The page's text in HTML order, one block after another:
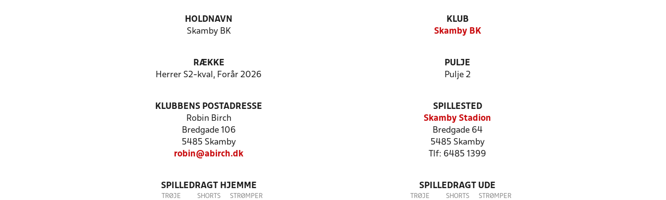
HOLDNAVN
Skamby BK
KLUB
Skamby BK
RÆKKE
Herrer S2-kval, Forår 2026
PULJE
Pulje 2
KLUBBENS POSTADRESSE
Robin Birch
Bredgade 106
5485 Skamby
robin@abirch.dk
SPILLESTED
Skamby Stadion
Bredgade 64
5485 Skamby
Tlf: 6485 1399
SPILLEDRAGT HJEMME
TRØJE SHORTS STRØMPER
SPILLEDRAGT UDE
TRØJE SHORTS STRØMPER